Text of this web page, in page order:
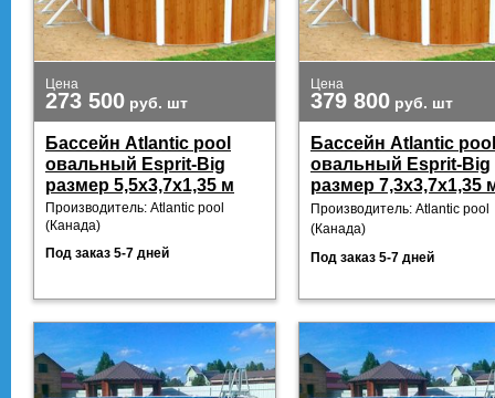
Цена
273 500 руб. шт
Бассейн Atlantic pool
овальный Esprit-Big
размер 5,5х3,7х1,35 м
Производитель: Atlantic pool
(Канада)
Под заказ 5-7 дней
Цена
379 800 руб. шт
Бассейн Atlantic pool
овальный Esprit-Big
размер 7,3х3,7х1,35
Производитель: Atlantic pool
(Канада)
Под заказ 5-7 дней